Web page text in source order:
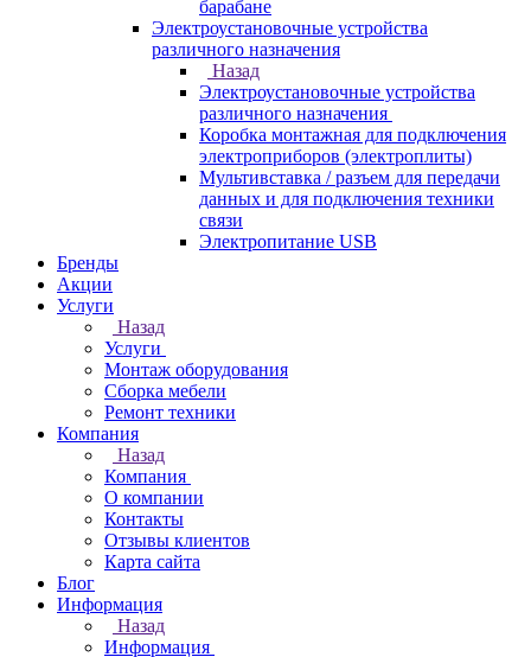
барабане
Электроустановочные устройства
различного назначения
Назад
Электроустановочные устройства
различного назначения
Коробка монтажная для подключения
электроприборов (электроплиты)
Мультивставка / разъем для передачи
данных и для подключения техники
связи
Электропитание USB
Бренды
Акции
Услуги
Назад
Услуги
Монтаж оборудования
Сборка мебели
Ремонт техники
Компания
Назад
Компания
О компании
Контакты
Отзывы клиентов
Карта сайта
Блог
Информация
Назад
Информация